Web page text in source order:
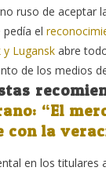
ruso de aceptar
el
Luganskabre
de los medios
“El
con la
en los titulares